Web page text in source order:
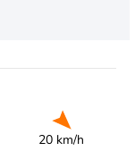
20 km/h